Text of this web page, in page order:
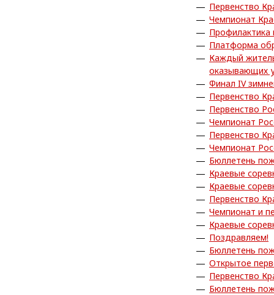
Первенство
Чемпионат
Платформа
Каждый
оказывающих
Финал IV
Первенство
Первенство
Чемпионат
Первенство
Чемпионат
Бюллетень
Краевые
Краевые
Первенство
Чемпионат и
Краевые
Поздравляем!
Бюллетень
Открытое
Первенство
Бюллетень